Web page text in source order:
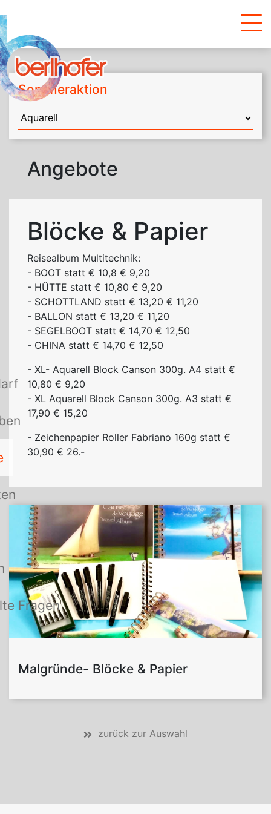
Fragen
Sommeraktion
Angebote
Blöcke & Papier
Reisealbum Multitechnik:
- BOOT statt € 10,8 € 9,20
- HÜTTE statt € 10,80 € 9,20
- SCHOTTLAND statt € 13,20 € 11,20
- BALLON statt € 13,20 € 11,20
- SEGELBOOT statt € 14,70 € 12,50
- CHINA statt € 14,70 € 12,50
- XL- Aquarell Block Canson 300g. A4 statt €
10,80 € 9,20
- XL Aquarell Block Canson 300g. A3 statt €
17,90 € 15,20
- Zeichenpapier Roller Fabriano 160g statt €
30,90 € 26.-
Malgründe- Blöcke & Papier
zurück zur Auswahl